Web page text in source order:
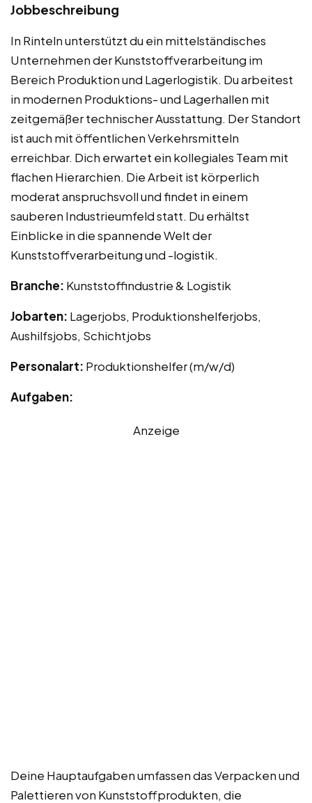
Jobbeschreibung
In Rinteln unterstützt du ein mittelständisches
Unternehmen der Kunststoffverarbeitung im
Bereich Produktion und Lagerlogistik. Du arbeitest
in modernen Produktions- und Lagerhallen mit
zeitgemäßer technischer Ausstattung. Der Standort
ist auch mit öffentlichen Verkehrsmitteln
erreichbar. Dich erwartet ein kollegiales Team mit
flachen Hierarchien. Die Arbeit ist körperlich
moderat anspruchsvoll und findet in einem
sauberen Industrieumfeld statt. Du erhältst
Einblicke in die spannende Welt der
Kunststoffverarbeitung und -logistik.
Branche: Kunststoffindustrie & Logistik
Jobarten: Lagerjobs, Produktionshelferjobs,
Aushilfsjobs, Schichtjobs
Personalart: Produktionshelfer (m/w/d)
Aufgaben:
Anzeige
Deine Hauptaufgaben umfassen das Verpacken und
Palettieren von Kunststoffprodukten, die